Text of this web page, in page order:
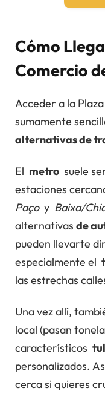
Cómo
Comercio
Acceder a la
sumamente
alternativas de
El metro suele
estaciones
Paçoy Baixa/
alternativas de
pueden llevarte
especialmente el
las estrechas
Una vez allí,
local (pasan
característicos
personalizados.
cerca si quieres